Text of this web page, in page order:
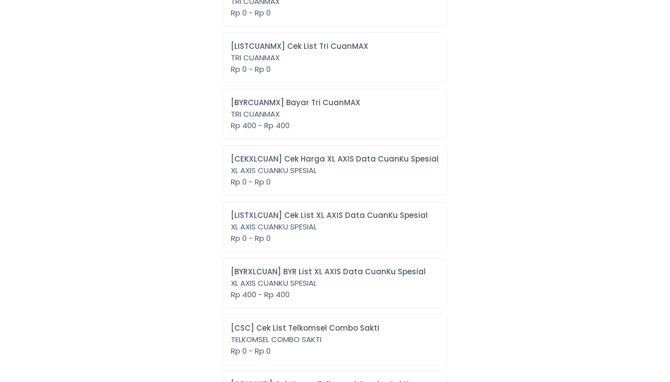
Rp 0 - Rp 0
[LISTCUANMX] Cek List Tri CuanMAX
TRI CUANMAX
Rp 0 - Rp 0
[BYRCUANMX] Bayar Tri CuanMAX
TRI CUANMAX
Rp 400 - Rp 400
[CEKXLCUAN] Cek Harga XL AXIS Data CuanKu Spesial
XL AXIS CUANKU SPESIAL
Rp 0 - Rp 0
[LISTXLCUAN] Cek List XL AXIS Data CuanKu Spesial
XL AXIS CUANKU SPESIAL
Rp 0 - Rp 0
[BYRXLCUAN] BYR List XL AXIS Data CuanKu Spesial
XL AXIS CUANKU SPESIAL
Rp 400 - Rp 400
[CSC] Cek List Telkomsel Combo Sakti
TELKOMSEL COMBO SAKTI
Rp 0 - Rp 0